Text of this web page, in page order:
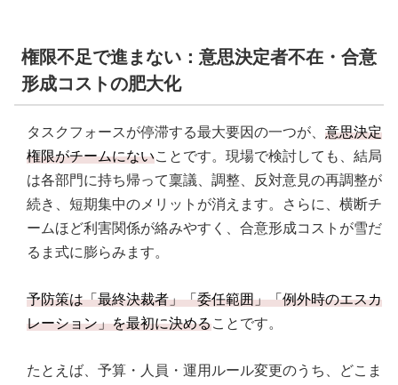
権限不足で進まない：意思決定者不在・合意
形成コストの肥大化
タスクフォースが停滞する最大要因の一つが、 意思決定
権限がチームにないことです。現場で検討しても、結局
は各部門に持ち帰って稟議、調整、反対意見の再調整が
続き、短期集中のメリットが消えます。さらに、横断チ
ームほど利害関係が絡みやすく、合意形成コストが雪だ
るま式に膨らみます。
予防策は「最終決裁者」「委任範囲」「例外時のエスカ
レーション」を最初に決めることです。
たとえば、予算・人員・運用ルール変更のうち、どこま